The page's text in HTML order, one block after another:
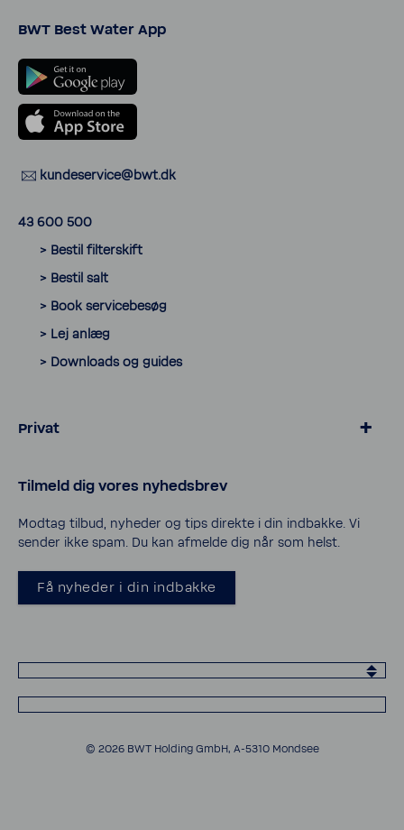
BWT Best Water App
kunde­ser­vice@bwt.dk
43 600 500
> Bestil filter­skift
> Bestil salt
> Book servicebesøg
> Lej anlæg
> Down­loads og guides
Privat
> Salt og tilbehør til blødgøring
> Vand­filtre til vand­hanen
> Service og support
> Privatlivspolitik
> Cookies
Tilmeld dig vores nyheds­brev
Modtag tilbud, nyheder og tips direkte i din indbakke. Vi
sender ikke spam. Du kan afmelde dig når som helst.
Få nyheder i din indbakke
© 2026 BWT Holding GmbH, A-​5310 Mondsee